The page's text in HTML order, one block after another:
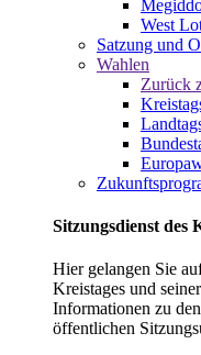
West
Satzung und
Wahlen
Zurück
Sitzungsdienst des
Hier gelangen Sie
Kreistages und
Informationen zu
öffentlichen